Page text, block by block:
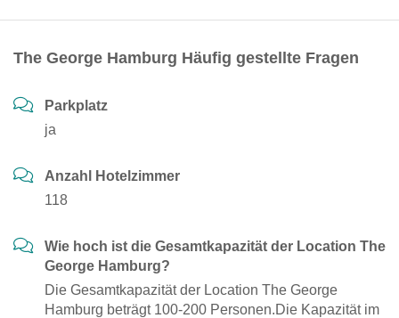
The George Hamburg Häufig gestellte Fragen
Parkplatz
ja
Anzahl Hotelzimmer
118
Wie hoch ist die Gesamtkapazität der Location The
George Hamburg?
Die Gesamtkapazität der Location The George
Hamburg beträgt 100-200 Personen.Die Kapazität im